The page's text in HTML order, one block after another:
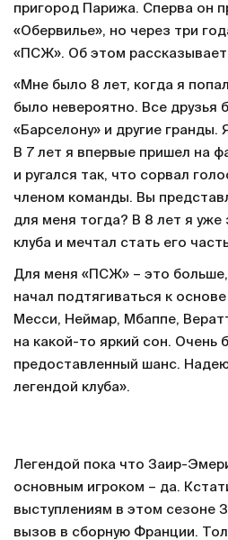
пригород Парижа. Сперва он
«Обервилье», но через три
«ПСЖ». Об этом
«Мне было 8 лет, когда я
было невероятно. Все друзья
«Барселону» и другие
В 7 лет я впервые пришел на
и ругался так, что сорвал
членом команды. Вы
для меня тогда? В 8 лет я
клуба и мечтал стать его
Для меня «ПСЖ» – это больше,
начал подтягиваться к основе
Месси, Неймар, Мбаппе,
на какой-то яркий сон. Очень
предоставленный шанс.
легендой клуба».
Легендой пока что Заир-
основным игроком – да.
выступлениям в этом сезоне
вызов в сборную Франции.